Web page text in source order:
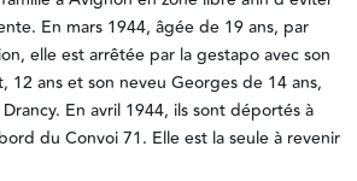
En mars 1944, âgée de 19 ans, par
elle est arrêtée par la gestapo avec son
12 ans et son neveu Georges de 14 ans,
En avril 1944, ils sont déportés à
du Convoi 71. Elle est la seule à revenir